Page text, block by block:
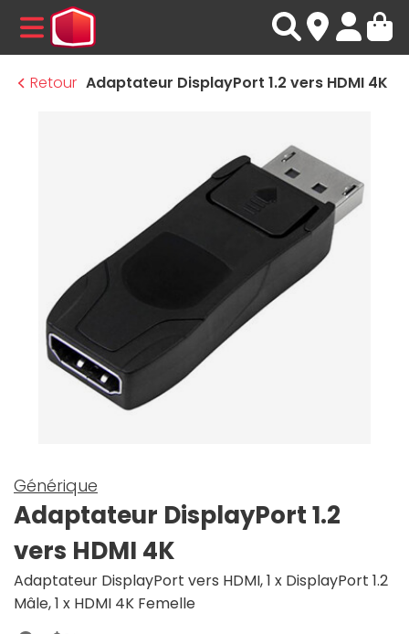
MENU
Retour Adaptateur DisplayPort 1.2 vers HDMI 4K
Générique
Adaptateur DisplayPort 1.2
vers HDMI 4K
Adaptateur DisplayPort vers HDMI, 1 x DisplayPort 1.2
Mâle, 1 x HDMI 4K Femelle